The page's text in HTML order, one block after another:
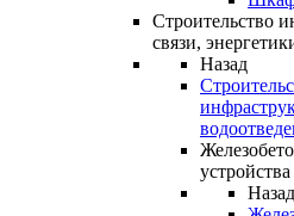
Строительство
связи,
Назад
Назад